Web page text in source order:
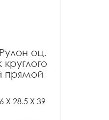
оц.
прямой
28.5 X 39